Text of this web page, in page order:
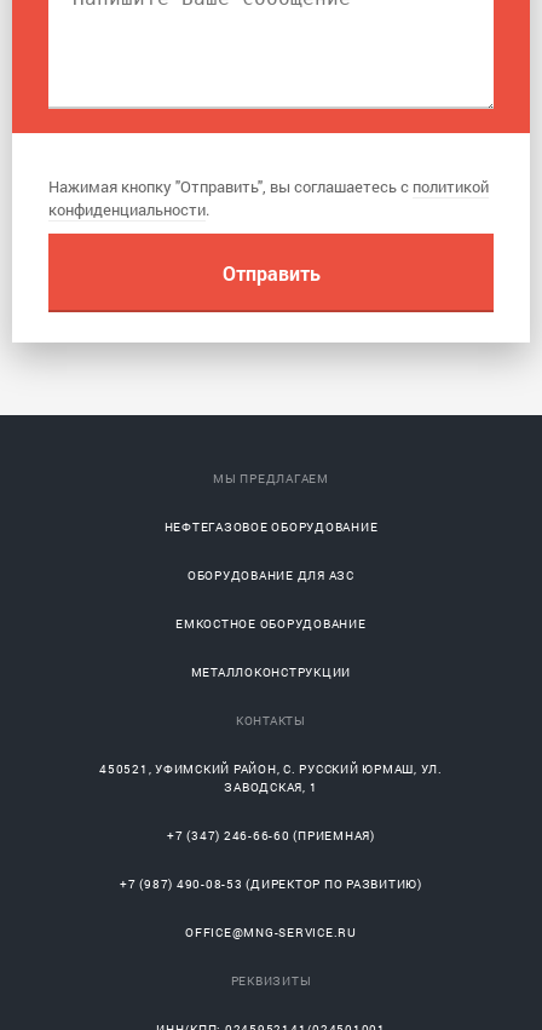
Нажимая кнопку "Отправить", вы соглашаетесь с политикой
конфиденциальности.
МЫ ПРЕДЛАГАЕМ
НЕФТЕГАЗОВОЕ ОБОРУДОВАНИЕ
ОБОРУДОВАНИЕ ДЛЯ АЗС
ЕМКОСТНОЕ ОБОРУДОВАНИЕ
МЕТАЛЛОКОНСТРУКЦИИ
КОНТАКТЫ
450521 ,УФИМСКИЙ РАЙОН, С.РУССКИЙ ЮРМАШ, УЛ.
ЗАВОДСКАЯ, 1
+7 (347) 246-66-60 (ПРИЕМНАЯ)
+7 (987) 490-08-53 (ДИРЕКТОР ПО РАЗВИТИЮ)
OFFICE@MNG-SERVICE.RU
РЕКВИЗИТЫ